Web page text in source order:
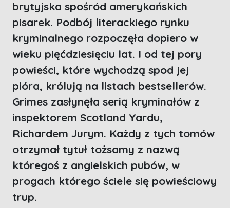
brytyjska spośród amerykańskich
pisarek. Podbój literackiego rynku
kryminalnego rozpoczęła dopiero w
wieku pięćdziesięciu lat. I od tej pory
powieści, które wychodzą spod jej
pióra, królują na listach bestsellerów.
Grimes zasłynęła serią kryminałów z
inspektorem Scotland Yardu,
Richardem Jurym. Każdy z tych tomów
otrzymał tytuł tożsamy z nazwą
któregoś z angielskich pubów, w
progach którego ściele się powieściowy
trup.